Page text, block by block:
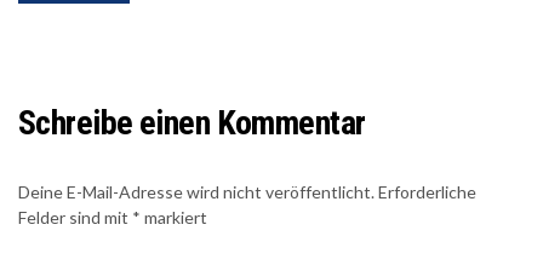
Schreibe einen Kommentar
Deine E-Mail-Adresse wird nicht veröffentlicht.Erforderliche
Felder sind mit * markiert